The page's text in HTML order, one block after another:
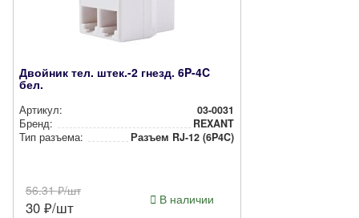
Двойник тел. штек.-2 гнезд. 6P-4C
бел.
Артикул:
03-0031
Бренд:
REXANT
Тип разъема:
Разъем RJ-12 (6P4C)
56.31₽/шт
30 ₽/шт В наличии